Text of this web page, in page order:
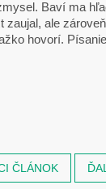
Baví ma
ale
hovorí.
ČLÁNOK